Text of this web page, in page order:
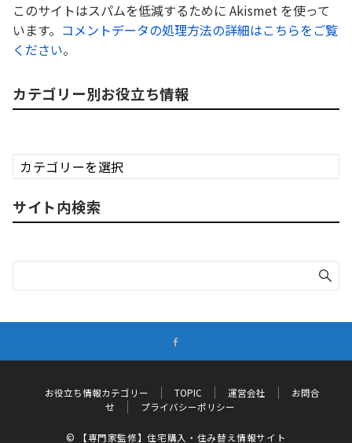
このサイトはスパムを低減するために Akismet を使って
います。 コメントデータの処理方法の詳細はこちらをご覧
ください。
カテゴリー別お役立ち情報
カ
テ
リ
ー
お
立
サイト内検索
お役立ち情報カテゴリー TOPIC 運営会社
お問合
せ
プライバシーポリシー
© 【専門家監修】住宅購入・住み替え情報サイト